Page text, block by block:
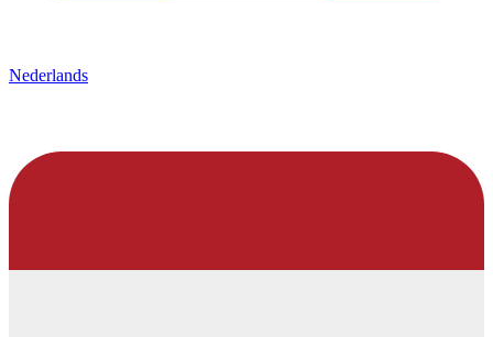
Nederlands